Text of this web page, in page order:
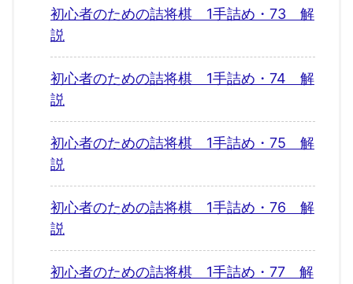
初心者のための詰将棋 1手詰め・73 解
説
初心者のための詰将棋 1手詰め・74 解
説
初心者のための詰将棋 1手詰め・75 解
説
初心者のための詰将棋 1手詰め・76 解
説
初心者のための詰将棋 1手詰め・77 解